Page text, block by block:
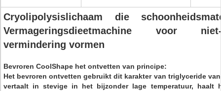
Cryolipolysislichaam die
Vermageringsdieetmachine voor
vermindering vormen
Bevroren CoolShape het ontvetten van principe:
Het bevroren ontvetten gebruikt dit karakter van triglyceride
vertaalt in stevige in het bijzonder lage temperatuur, haalt